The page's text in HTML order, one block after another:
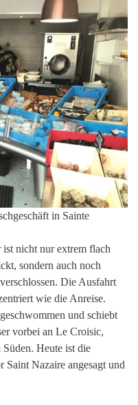
in Sainte
nicht nur extrem flach
sondern auch noch
Die Ausfahrt
wie die Anreise.
und schiebt
vorbei an Le Croisic,
Heute ist die
Nazaire angesagt und